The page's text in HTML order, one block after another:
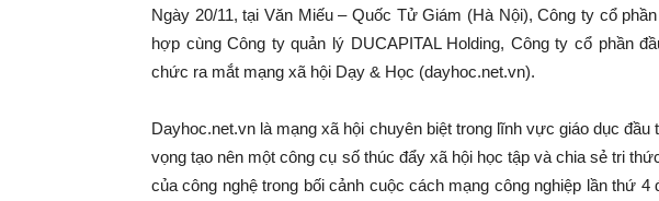
Ngày 20/11, tại Văn Miếu – Quốc Tử Giám (Hà Nội), Công ty cổ
hợp cùng Công ty quản lý DUCAPITAL Holding, Công ty cổ phần
chức ra mắt mạng xã hội Dạy & Học (dayhoc.net.vn).
Dayhoc.net.vn là mạng xã hội chuyên biệt trong lĩnh vực giáo dục
vọng tạo nên một công cụ số thúc đẩy xã hội học tập và chia sẻ tri
của công nghệ trong bối cảnh cuộc cách mạng công nghiệp lần thứ